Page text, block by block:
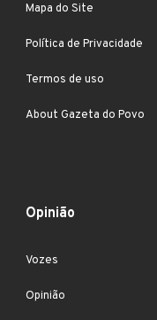
Mapa do Site
Política de Privacidade
Termos de uso
About Gazeta do Povo
Opinião
Vozes
Opinião